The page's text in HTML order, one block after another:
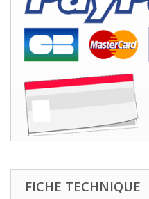
FICHE TECHNIQUE